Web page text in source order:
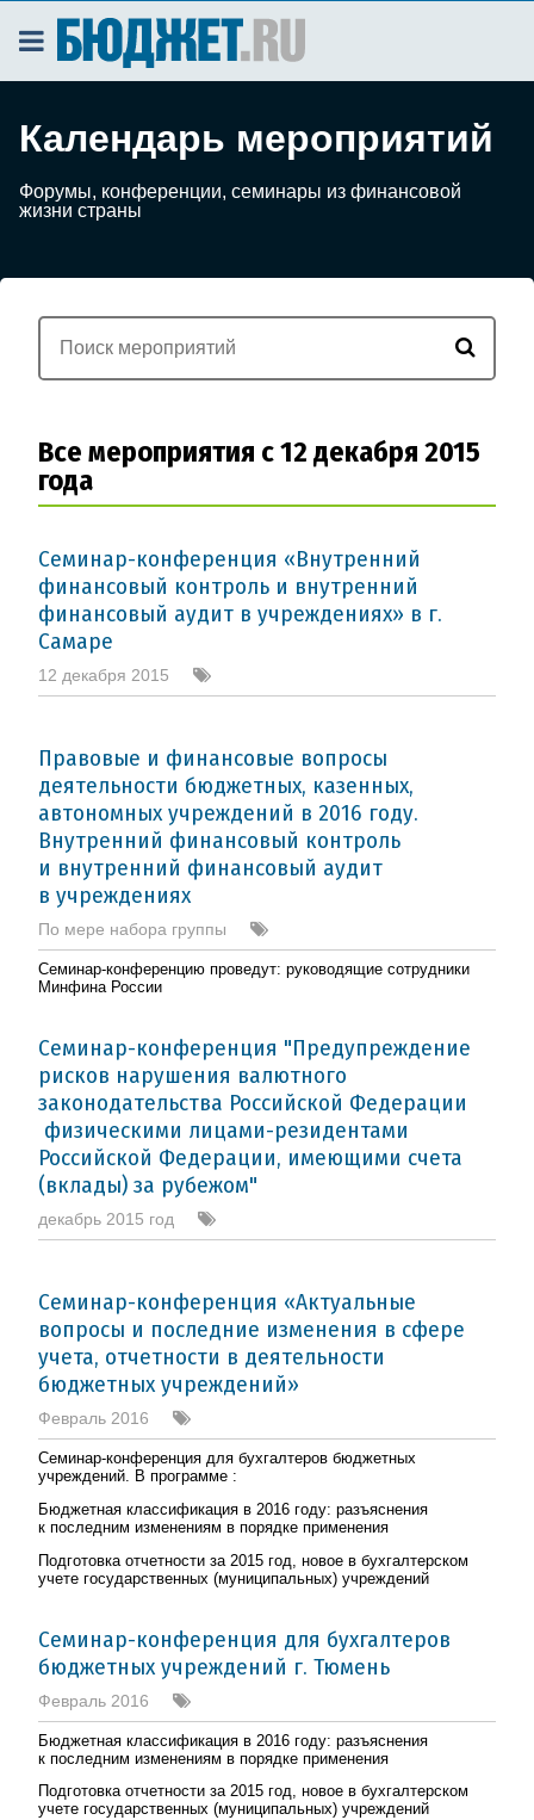
Календарь мероприятий
Форумы, конференции, семинары из финансовой
жизни страны
Все мероприятия с 12 декабря 2015
года
Семинар-конференция «Внутренний
финансовый контроль и внутренний
финансовый аудит в учреждениях» в г.
Самаре
12 декабря 2015
Правовые и финансовые вопросы
деятельности бюджетных, казенных,
автономных учреждений в 2016 году.
Внутренний финансовый контроль
и внутренний финансовый аудит
в учреждениях
По мере набора группы
Семинар-конференцию проведут: руководящие сотрудники
Минфина России
Семинар-конференция "Предупреждение
рисков нарушения валютного
законодательства Российской Федерации
физическими лицами-резидентами
Российской Федерации, имеющими счета
(вклады) за рубежом"
декабрь 2015 год
Семинар-конференция «Актуальные
вопросы и последние изменения в сфере
учета, отчетности в деятельности
бюджетных учреждений»
Февраль 2016
Семинар-конференция для бухгалтеров бюджетных
учреждений. В программе :
Бюджетная классификация в 2016 году: разъяснения
к последним изменениям в порядке применения
Подготовка отчетности за 2015 год, новое в бухгалтерском
учете государственных (муниципальных) учреждений
Семинар-конференция для бухгалтеров
бюджетных учреждений г. Тюмень
Февраль 2016
Бюджетная классификация в 2016 году: разъяснения
к последним изменениям в порядке применения
Подготовка отчетности за 2015 год, новое в бухгалтерском
учете государственных (муниципальных) учреждений